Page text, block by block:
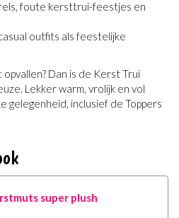
foute kersttrui-feestjes en
outfits als feestelijke
Dan is de Kerst Trui
Lekker warm, vrolijk en vol
gelegenheid, inclusief de Toppers
super plush